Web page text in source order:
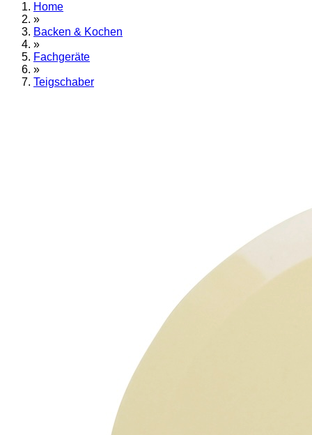
Home
»
Backen & Kochen
»
Fachgeräte
»
Teigschaber